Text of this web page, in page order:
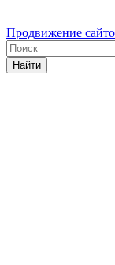
Продвижение
Найти